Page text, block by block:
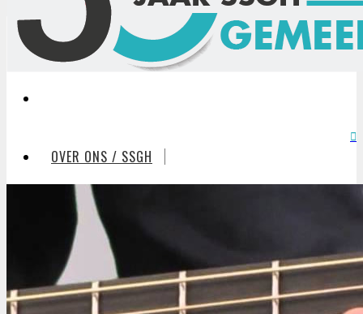
OVER ONS / SSGH
VRIJWILLIGERS
ZALEN